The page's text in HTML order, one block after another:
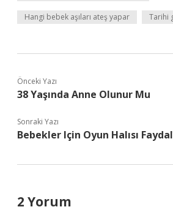
Hangi bebek aşıları ateş yapar Tarihi
Önceki Yazı
38 Yaşında Anne Olunur Mu
Sonraki Yazı
Bebekler Için Oyun Halısı
2 Yorum